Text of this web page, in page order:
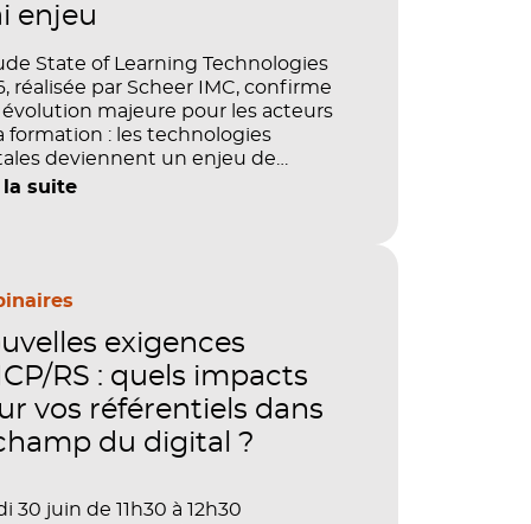
enjeu
State of Learning Technologies
réalisée par Scheer IMC, confirme
majeure pour les acteurs
formation : les technologies
deviennent un enjeu de
de performance et de preuve
démontrer concrètement
la productivité et la
des organisations ?
la suite
exigences
RS : quels impacts
vos référentiels dans
du digital ?
30 juin de 11h30 à 12h30